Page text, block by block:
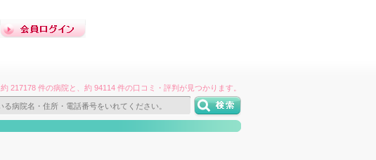
約 217178 件の病院と、約 94114 件の口コミ・評判が見つかります。